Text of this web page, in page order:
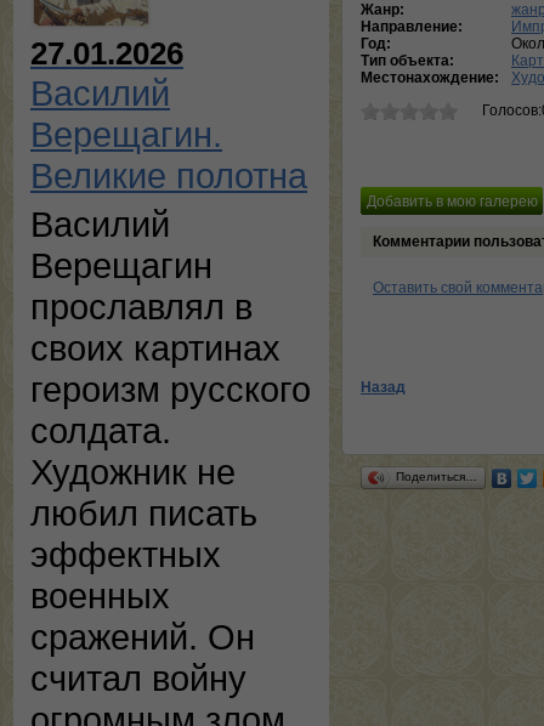
27.01.2026
Василий
Верещагин.
Великие полотна
Василий
Верещагин
прославлял в
своих картинах
героизм русского
солдата.
Художник не
любил писать
эффектных
военных
сражений. Он
считал войну
Жанр:
Направление:
Год:
Тип объекта:
Местонахождение:
Комментарии
Оставить свой
Назад
Поделиться…